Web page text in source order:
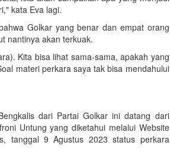
kata Eva lagi.
Golkar yang benar dan empat orang
nantinya akan terkuak.
Kita bisa lihat sama-sama, apakah yang
materi perkara saya tak bisa mendahului
dari Partai Golkar ini datang dari
Untung yang diketahui melalui Website
tanggal 9 Agustus 2023 status perkara